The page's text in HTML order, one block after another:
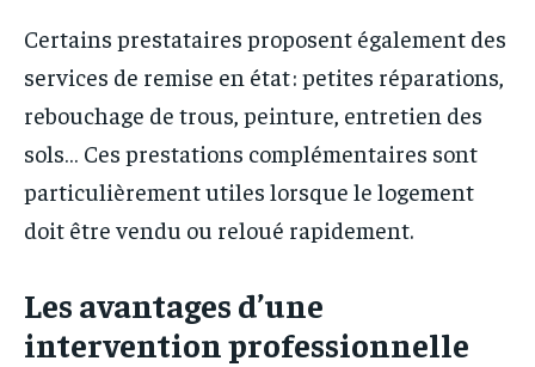
Certains prestataires proposent également des
services de remise en état : petites réparations,
rebouchage de trous, peinture, entretien des
sols… Ces prestations complémentaires sont
particulièrement utiles lorsque le logement
doit être vendu ou reloué rapidement.
Les avantages d’une
intervention professionnelle